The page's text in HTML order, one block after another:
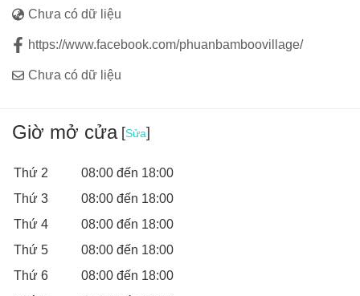
Chưa có dữ liệu
https://www.facebook.com/phuanbamboovillage/
Chưa có dữ liệu
Giờ mở cửa [Sửa]
Thứ 2
08:00 đến 18:00
Thứ 3
08:00 đến 18:00
Thứ 4
08:00 đến 18:00
Thứ 5
08:00 đến 18:00
Thứ 6
08:00 đến 18:00